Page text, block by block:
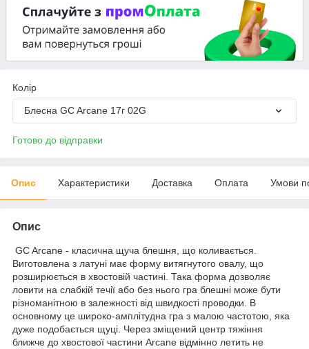
Колір
Блесна GC Arcane 17г 02G
Готово до відправки
Опис Характеристики Доставка Оплата Умови
Опис
GC Arcane - класична щуча блешня, що коливається.
Виготовлена з латуні має форму витягнутого овалу, що
розширюється в хвостовій частині. Така форма дозволяє
ловити на слабкій течії або без нього гра блешні може бути
різноманітною в залежності від швидкості проводки. В
основному це широко-амплітудна гра з малою частотою, яка
дуже подобається щуці. Через зміщений центр тяжіння
ближче до хвостової частини Arcane відмінно летить не